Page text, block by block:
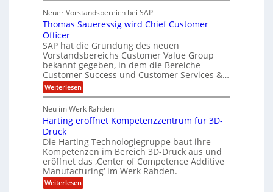
J
u
i
a
H
u
b
r
h
l
t
6
5
C
T
O
V
P
S
a
l
e
s
n
g
i
n
e
y
s
e
m
S
t
e
l
l
r
i
e
r
s
i
o
n
l
f
r
O
n
e
G
r
o
p
ü
b
r
n
i
m
m
t
Neuer Vorstandsbereich bei SAP
Thomas Saueressig wird Chief Customer
Officer
SAP hat die Gründung des neuen
Vorstandsbereichs Customer Value Group
bekannt gegeben, in dem die Bereiche
Customer Success und Customer Services &…
Weiterlesen:
T
o
m
S
a
u
e
r
e
Neu im Werk Rahden
Harting eröffnet Kompetenzzentrum für 3D-
Druck
Die Harting Technologiegruppe baut ihre
Kompetenzen im Bereich 3D-Druck aus und
eröffnet das ‚Center of Competence Additive
Manufacturing‘ im Werk Rahden.
Weiterlesen: